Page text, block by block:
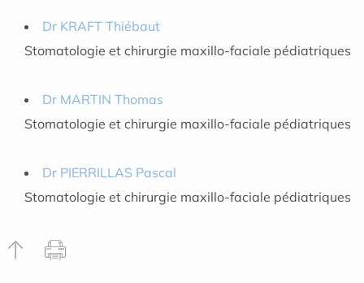
Dr KRAFT Thiébaut
Stomatologie et chirurgie maxillo-faciale pédiatriques
Dr MARTIN Thomas
Stomatologie et chirurgie maxillo-faciale pédiatriques
Dr PIERRILLAS Pascal
Stomatologie et chirurgie maxillo-faciale pédiatriques